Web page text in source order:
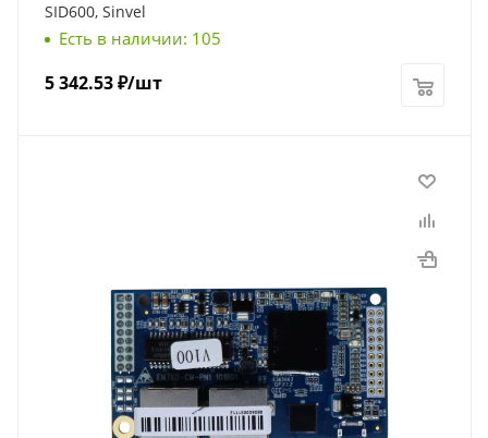
SID600, Sinvel
Есть в наличии: 105
5 342.53₽/шт